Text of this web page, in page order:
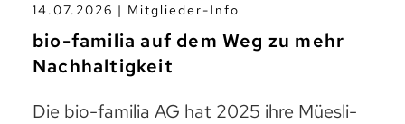
10.07.2026 | Branchen-News
Taste Not Waste: Food Save bis
zum Teller
Trockenes Brot ist fast genauso wertvoll